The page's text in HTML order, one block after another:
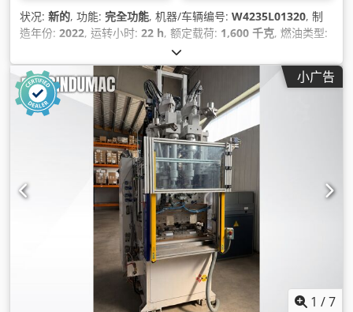
状况: 新的, 功能: 完全功能, 机器/车辆编号: W4235L01320, 制
造年份: 2022, 运转小时: 22 h, 额定载荷: 1,600 千克, 燃油类型:
, 驱动类型:
小广告
1 /7